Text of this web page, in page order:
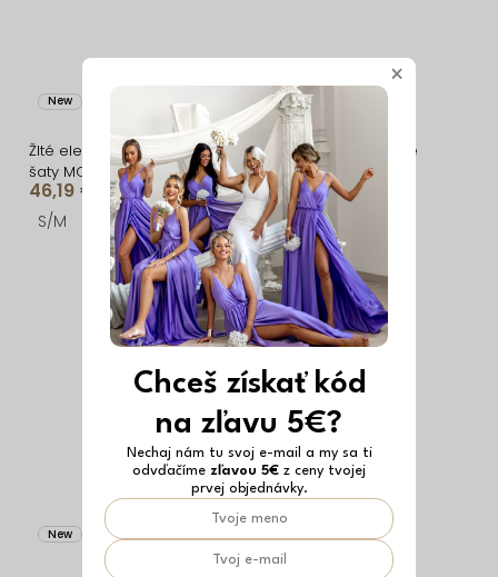
New
Žlté elegantné dlhé letné
šaty MOVINATE
46,19 €
S/M M/L
New
Biele bodkované letné
šaty WESSAYA
38,49 €
ONESIZE
New Vyrobené v EÚ Vyrobené v EÚ
×
Chceš získať kód
na zľavu 5€?
Nechaj nám tu svoj e-mail a my sa ti
odvďačíme zľavou 5€ z ceny tvojej
prvej objednávky.